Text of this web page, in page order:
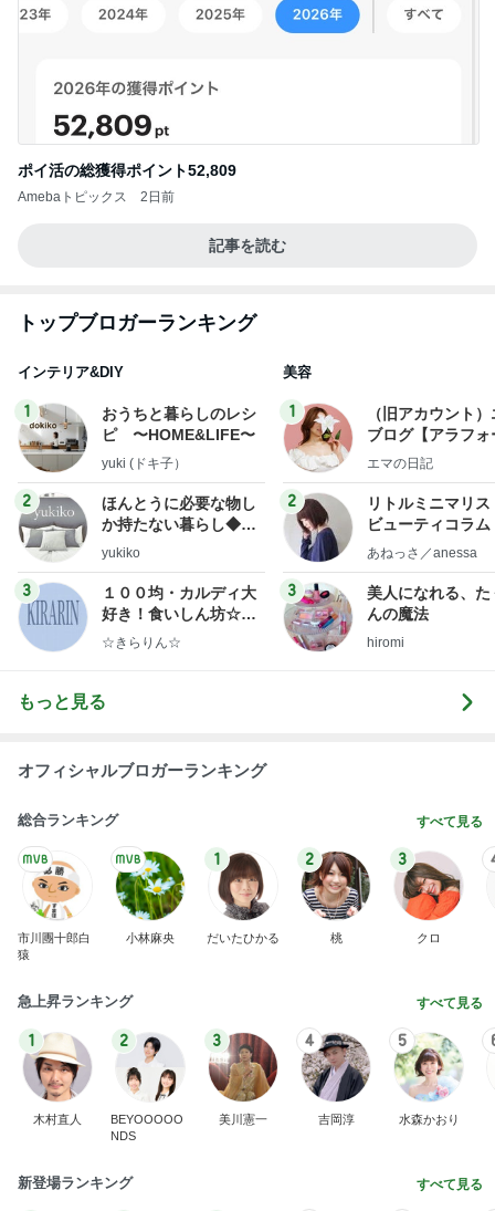
ポイ活の総獲得ポイント52,809
Amebaトピックス 2日前
記事を読む
トップブロガーランキング
インテリア&DIY
1
おうちと暮らしのレシ
ピ 〜HOME&LIFE〜
yuki (ドキ子）
2
ほんとうに必要な物し
か持たない暮らし◆Ke
ep Life Simple◆〜イ
yukiko
3
１００均・カルディ大
好き！食いしん坊☆き
らりん☆のブログ
☆きらりん☆
美容
1
（旧アカウント
ブログ【アラフォ
社売却セカンドラ
エマの日記
2
リトルミニマリス
ビューティコラ
little
あねっさ／anessa
3
美人になれる、た
んの魔法
hiromi
もっと見る
オフィシャルブロガーランキング
総合ランキング すべて見る
市川團十郎白
猿
小林麻央
1
だいたひかる
2
桃
3
クロ
急上昇ランキング すべて見る
1
木村直人
2
BEYOOOOO
NDS
3
美川憲一
4
吉岡淳
5
水森かおり
新登場ランキング すべて見る